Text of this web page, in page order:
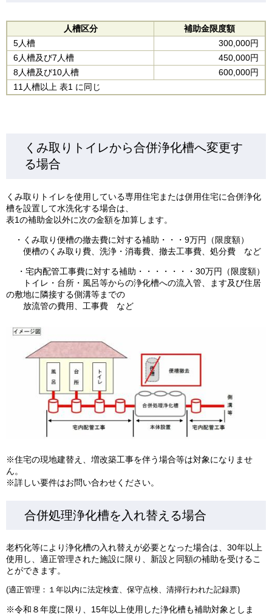
人槽区分
補助金限度額
5人槽
300,000円
6人槽及び7人槽
450,000円
8人槽及び10人槽
600,000円
11人槽以上 表1 に同じ
くみ取りトイレから合併浄化槽へ変更す
る場合
くみ取りトイレを使用している専用住宅または併用住宅に合併浄化
槽を設置して水洗化する場合は、
表1の補助金以外に次の金額を加算します。
・くみ取り便槽の撤去費に対する補助・・・9万円（限度額）
便槽のくみ取り費、洗浄・消毒費、撤去工事費、処分費 など
・宅内配管工事費に対する補助・・・・・・・30万円（限度額）
トイレ・台所・風呂等からの浄化槽への流入管、ます及び住居
の敷地に隣接する側溝等までの
放流管の費用、工事費 など
※住宅の現地建替え、増改築工事を伴う場合等は対象になりませ
ん。
※詳しい要件はお問い合わせください。
合併処理浄化槽を入れ替える場合
老朽化等により浄化槽の入れ替えが必要となった場合は、30年以上
使用し、適正管理された施設に限り、新設と同額の補助を受けるこ
とができます。
(適正管理：１年以内に法定検査、保守点検、清掃行われた記録票)
※令和８年度に限り、15年以上使用した浄化槽も補助対象としま